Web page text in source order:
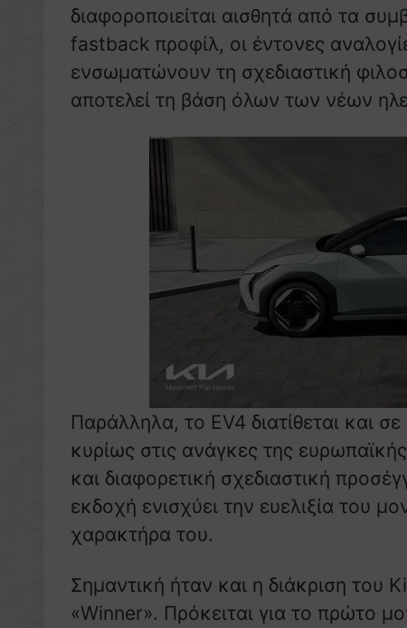
διαφοροποιείται αισθητά από τα
fastback προφίλ, οι έντονες
ενσωματώνουν τη σχεδιαστική
αποτελεί τη βάση όλων των νέων
Παράλληλα, το EV4 διατίθεται και
κυρίως στις ανάγκες της
και διαφορετική σχεδιαστική
εκδοχή ενισχύει την ευελιξία του
χαρακτήρα του.
Σημαντική ήταν και η διάκριση του
«Winner». Πρόκειται για το πρώτο